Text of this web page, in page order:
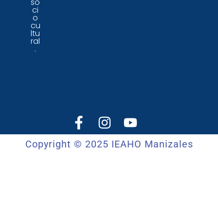
ci
o
cu
ltu
ral
.
Copyright © 2025 IEAHO Manizales